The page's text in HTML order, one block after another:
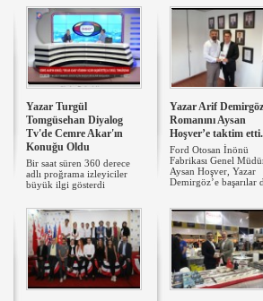
Yazar Turgül
Tomgüsehan Diyalog
Tv'de Cemre Akar'ın
Konuğu Oldu
Bir saat süren 360 derece
adlı proğrama izleyiciler
büyük ilgi gösterdi
Yazar Arif Demirgöz
Romanını Aysan
Hoşver’e taktim etti.
Ford Otosan İnönü
Fabrikası Genel
Aysan Hoşver, Yazar
Demirgöz’e başarılar